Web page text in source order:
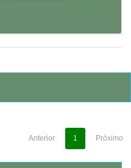
Anterior 1 Próximo